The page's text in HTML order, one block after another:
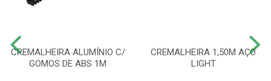
CREMALHEIRA ALUMÍNIO C/
GOMOS DE ABS 1M
CREMALHEIRA 1,50M AÇO
LIGHT